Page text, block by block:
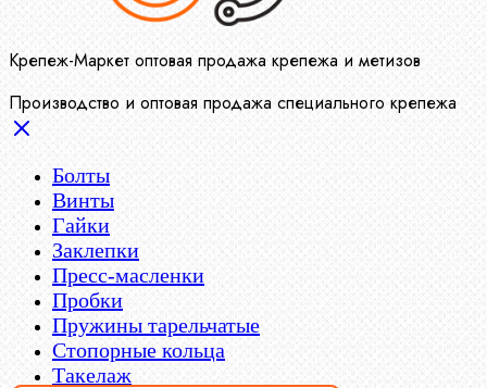
Крепеж-Маркет оптовая продажа крепежа и метизов
Производство и оптовая продажа специального крепежа
Болты
Винты
Гайки
Заклепки
Пресс-масленки
Пробки
Пружины тарельчатые
Стопорные кольца
Такелаж